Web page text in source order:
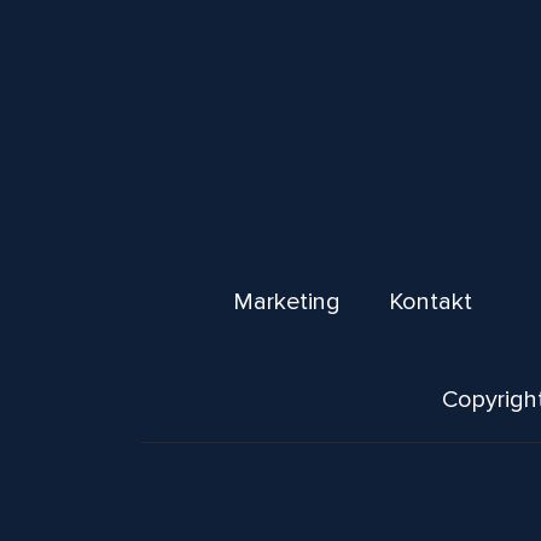
Marketing Kontakt